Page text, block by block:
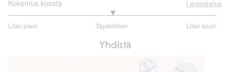
Kokemus koosta
Liian pieni Täydellinen Liian suuri
/
1 arvostelua
Yhdistä